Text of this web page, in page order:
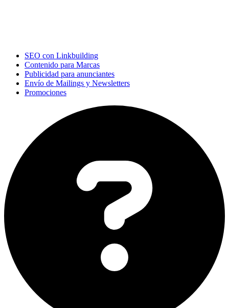
SEO con Linkbuilding
Contenido para Marcas
Publicidad para anunciantes
Envío de Mailings y Newsletters
Promociones